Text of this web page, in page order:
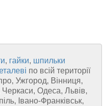
, гайки, шпильки
по всій території
Ужгород, Вінниця,
Одеса, Львів,
Івано-Франківськ,